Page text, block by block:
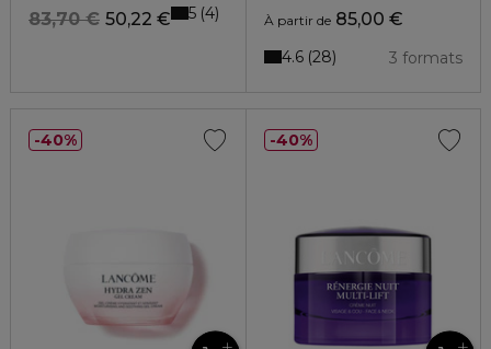
50,22 €
83,70 € 5 4 À partir de85,00 €
3 formats
4.6 28
40% 40%